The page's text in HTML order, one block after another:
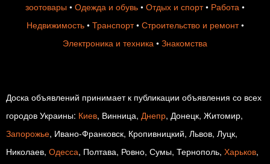
зоотовары • Одежда и обувь • Отдых и спорт• Работа •
Недвижимость• Транспорт• Строительство и ремонт•
Электроника и техника • Знакомства
Доска объявлений принимает к публикации объявления со всех
городов Украины: Киев, Винница, Днепр, Донецк, Житомир,
Запорожье, Ивано-Франковск, Кропивницкий, Львов, Луцк,
Николаев, Одесса, Полтава, Ровно, Сумы, Тернополь, Харьков,